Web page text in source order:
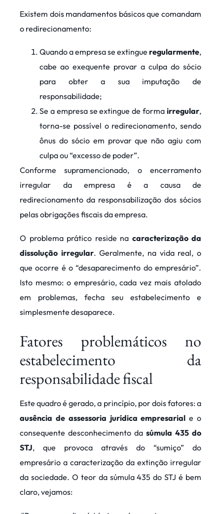
Existem dois mandamentos básicos que comandam
o redirecionamento:
Quando a empresa se extingue regularmente,
cabe ao exequente provar a culpa do sócio
para obter a sua imputação de
responsabilidade;
Se a empresa se extingue de forma irregular,
torna-se possível o redirecionamento, sendo
ônus do sócio em provar que não agiu com
culpa ou “excesso de poder”.
Conforme supramencionado, o encerramento
irregular da empresa é a causa de
redirecionamento da responsabilização dos sócios
pelas obrigações fiscais da empresa.
O problema prático reside na caracterização da
dissolução irregular. Geralmente, na vida real, o
que ocorre é o “desaparecimento do empresário”.
Isto mesmo: o empresário, cada vez mais atolado
em problemas, fecha seu estabelecimento e
simplesmente desaparece.
Fatores problemáticos no
estabelecimento da
responsabilidade fiscal
Este quadro é gerado, a princípio, por dois fatores: a
ausência de assessoria jurídica empresarial e o
consequente desconhecimento da súmula 435 do
STJ, que provoca através do “sumiço” do
empresário a caracterização da extinção irregular
da sociedade. O teor da súmula 435 do STJ é bem
claro, vejamos: